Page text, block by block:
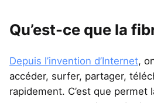
Qu’est-ce que la
Depuis l’invention d’Internet,
accéder, surfer, partager,
rapidement. C’est que permet